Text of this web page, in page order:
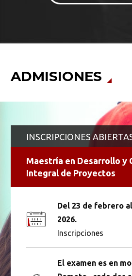
ADMISIONES
INSCRIPCIONES
Maestría en Desarrollo y
Integral de Proyectos
Del 23 de febrero
2026.
Inscripciones
El examen es en